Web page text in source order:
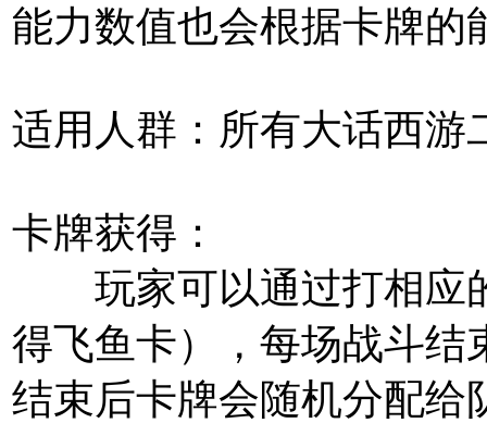
能力数值也会根据卡牌的
适用人群： 所有大话西游
卡牌获得：
玩家可以通过打相应
得飞鱼卡），每场战斗结
结束后卡牌会随机分配给